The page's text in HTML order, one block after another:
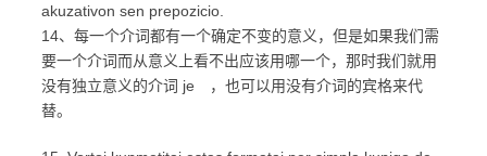
akuzativon sen prepozicio.
14、每一个介词都有一个确定不变的意义，但是如果我们需
要一个介词而从意义上看不出应该用哪一个，那时我们就用
没有独立意义的介词 je ，也可以用没有介词的宾格来代
替。